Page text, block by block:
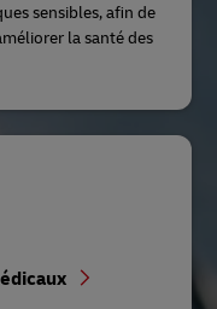
sensibles, afin de
la santé des